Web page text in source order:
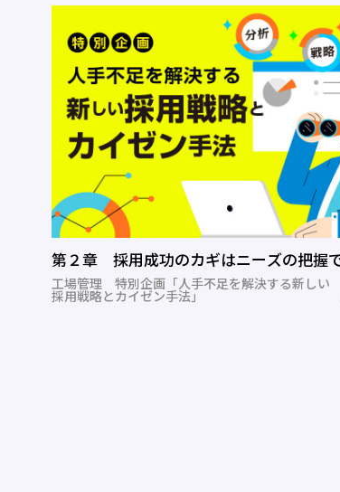
第２章 採用成功のカギはニーズの把握
工場管理 特別企画「人手不足を解決する新しい
採用戦略とカイゼン手法」